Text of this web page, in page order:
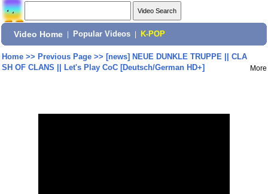
Video Home Popular Videos K-POP
Home>> Previous Page>> [news] NEUE DUNKLE TRUPPE || CLA
SH OF CLANS || Let's Play CoC [Deutsch/German HD+]
More